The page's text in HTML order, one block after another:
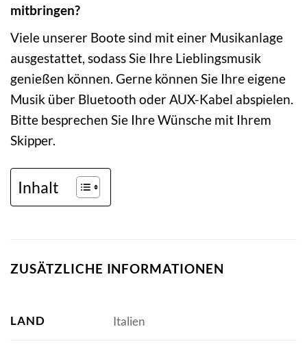
mitbringen?
Viele unserer Boote sind mit einer Musikanlage
ausgestattet, sodass Sie Ihre Lieblingsmusik
genießen können. Gerne können Sie Ihre eigene
Musik über Bluetooth oder AUX-Kabel abspielen.
Bitte besprechen Sie Ihre Wünsche mit Ihrem
Skipper.
Inhalt
ZUSÄTZLICHE INFORMATIONEN
LAND Italien